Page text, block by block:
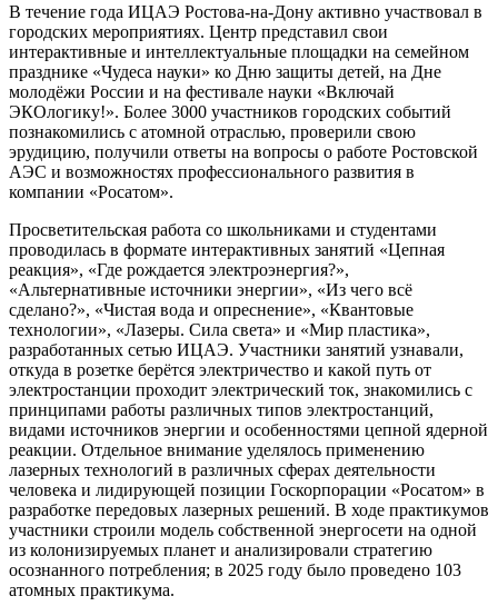
В течение года ИЦАЭ Ростова-на-Дону активно участвовал в
городских мероприятиях. Центр представил свои
интерактивные и интеллектуальные площадки на семейном
празднике «Чудеса науки» ко Дню защиты детей, на Дне
молодёжи России и на фестивале науки «Включай
ЭКОлогику!». Более 3000 участников городских событий
познакомились с атомной отраслью, проверили свою
эрудицию, получили ответы на вопросы о работе Ростовской
АЭС и возможностях профессионального развития в
компании «Росатом».
Просветительская работа со школьниками и студентами
проводилась в формате интерактивных занятий «Цепная
реакция», «Где рождается электроэнергия?»,
«Альтернативные источники энергии», «Из чего всё
сделано?», «Чистая вода и опреснение», «Квантовые
технологии», «Лазеры. Сила света» и «Мир пластика»,
разработанных сетью ИЦАЭ. Участники занятий узнавали,
откуда в розетке берётся электричество и какой путь от
электростанции проходит электрический ток, знакомились с
принципами работы различных типов электростанций,
видами источников энергии и особенностями цепной ядерной
реакции. Отдельное внимание уделялось применению
лазерных технологий в различных сферах деятельности
человека и лидирующей позиции Госкорпорации «Росатом» в
разработке передовых лазерных решений. В ходе практикумов
участники строили модель собственной энергосети на одной
из колонизируемых планет и анализировали стратегию
осознанного потребления; в 2025 году было проведено 103
атомных практикума.